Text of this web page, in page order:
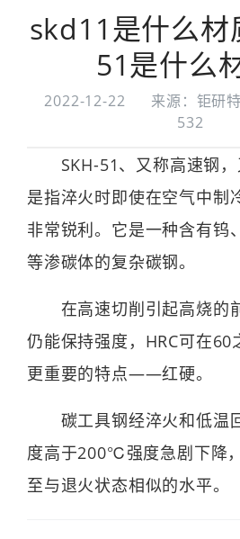
skd11是什么材
51是什么
2022-12-22 来源：钜研
532
SKH-51、又称高速钢，
是指淬火时即使在空气中制
非常锐利。它是一种含有钨
等渗碳体的复杂碳钢。
在高速切削引起高烧的
仍能保持强度，HRC可在60
更重要的特点——红硬。
碳工具钢经淬火和低温
度高于200℃强度急剧下降
至与退火状态相似的水平。